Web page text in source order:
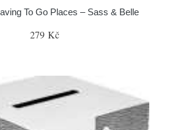
To Go Places – Sass & Belle
279 Kč